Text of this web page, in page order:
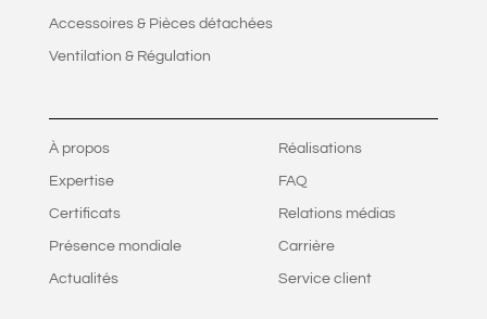
Accessoires & Pièces détachées
Ventilation & Régulation
À propos
Expertise
Certificats
Présence mondiale
Actualités
Réalisations
FAQ
Relations médias
Carrière
Service client